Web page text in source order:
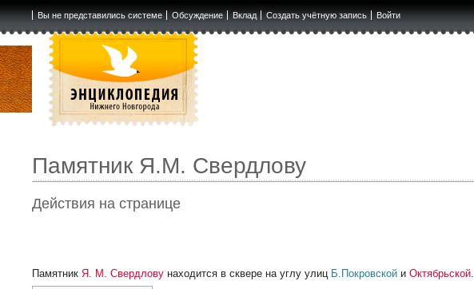
Вы не представились системе Обсуждение Вклад Создать учётную запись Войти
Памятник Я.М. Свердлову
Действия на странице
ПамятникЯ. М. Свердлову находится в сквере на углу улиц Б.Покровской иОктябрьской.